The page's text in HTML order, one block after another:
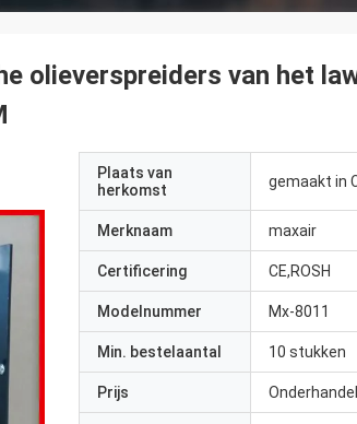
olieverspreiders van het
Plaats van
herkomst
gemaakt in
Merknaam maxair
Certificering CE,ROSH
Modelnummer Mx-8011
Min. bestelaantal 10 stukken
Prijs